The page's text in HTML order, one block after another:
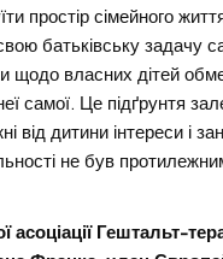
простір сімейного
батьківську задачу
щодо власних дітей
самої. Це підґрунтя
від дитини інтереси і
не був
асоціації Гештальт-